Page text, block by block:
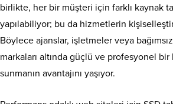
birlikte, her bir müşteri için farklı kaynak
yapılabiliyor; bu da hizmetlerin
Böylece ajanslar, işletmeler veya
markaları altında güçlü ve profesyonel
sunmanın avantajını yaşıyor.